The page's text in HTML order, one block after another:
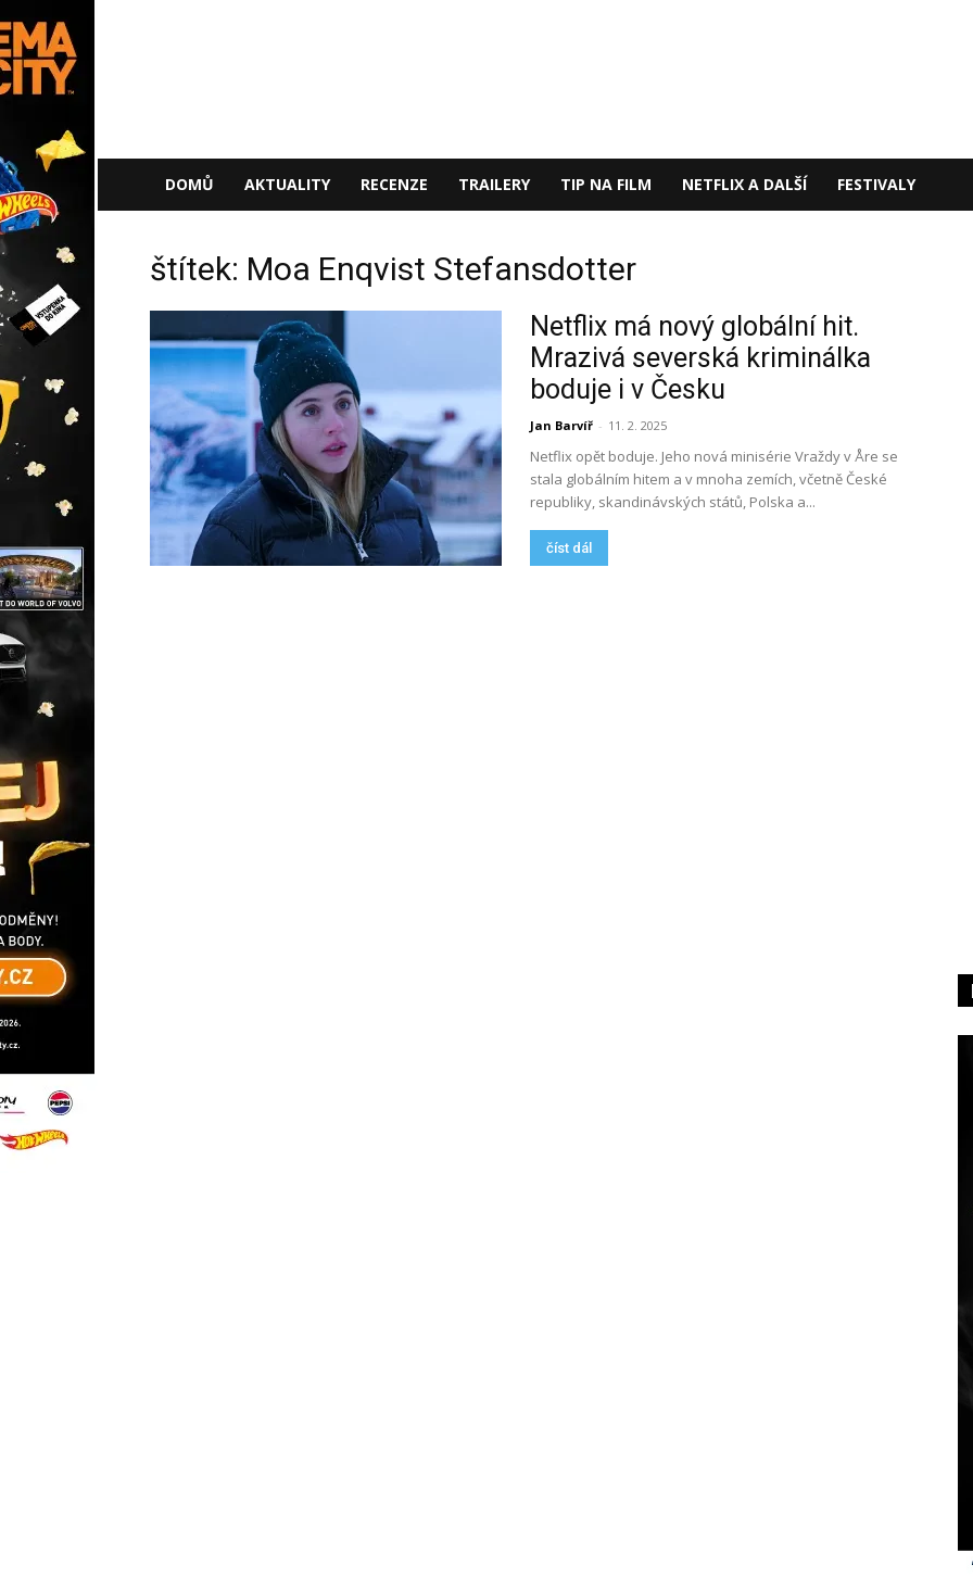
DOMŮ AKTUALITY RECENZE TRAILERY TIP NA FILM NETFLIX A DALŠÍ FESTIVALY
štítek: Moa Enqvist Stefansdotter
Netflix má nový globální hit.
Mrazivá severská kriminálka
boduje i v Česku
Jan Barvíř - 11. 2. 2025
Netflix opět boduje. Jeho nová minisérie Vraždy v Åre se
stala globálním hitem a v mnoha zemích, včetně České
republiky, skandinávských států, Polska a...
číst dál